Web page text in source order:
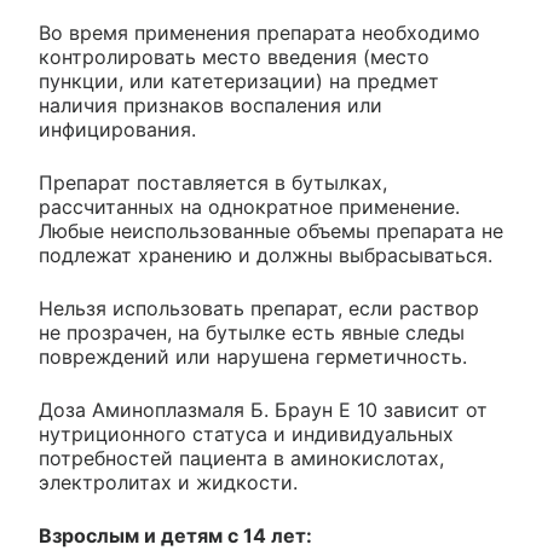
Во время применения препарата необходимо
контролировать место введения (место
пункции, или катетеризации) на предмет
наличия признаков воспаления или
инфицирования.
Препарат поставляется в бутылках,
рассчитанных на однократное применение.
Любые неиспользованные объемы препарата не
подлежат хранению и должны выбрасываться.
Нельзя использовать препарат, если раствор
не прозрачен, на бутылке есть явные следы
повреждений или нарушена герметичность.
Доза Аминоплазмаля Б. Браун Е 10 зависит от
нутриционного статуса и индивидуальных
потребностей пациента в аминокислотах,
электролитах и жидкости.
Взрослым и детям с 14 лет: